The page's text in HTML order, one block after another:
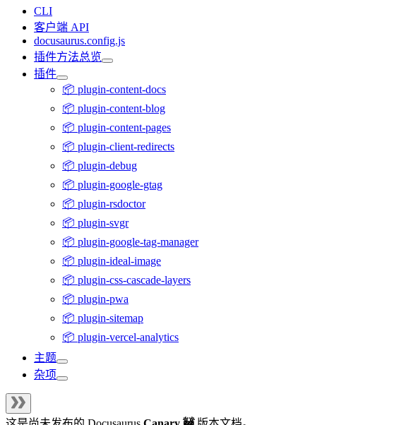
CLI
客户端 API
docusaurus.config.js
插件方法总览
插件
📦 plugin-content-docs
📦 plugin-content-blog
📦 plugin-content-pages
📦 plugin-client-redirects
📦 plugin-debug
📦 plugin-google-gtag
📦 plugin-rsdoctor
📦 plugin-svgr
📦 plugin-google-tag-manager
📦 plugin-ideal-image
📦 plugin-css-cascade-layers
📦 plugin-pwa
📦 plugin-sitemap
📦 plugin-vercel-analytics
主题
杂项